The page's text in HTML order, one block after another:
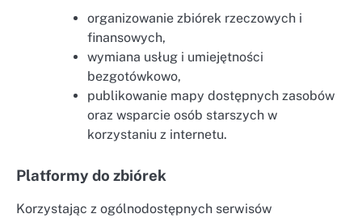
organizowanie zbiórek rzeczowych i
finansowych,
wymiana usług i umiejętności
bezgotówkowo,
publikowanie mapy dostępnych zasobów
oraz wsparcie osób starszych w
korzystaniu z internetu.
Platformy do zbiórek
Korzystając z ogólnodostępnych serwisów